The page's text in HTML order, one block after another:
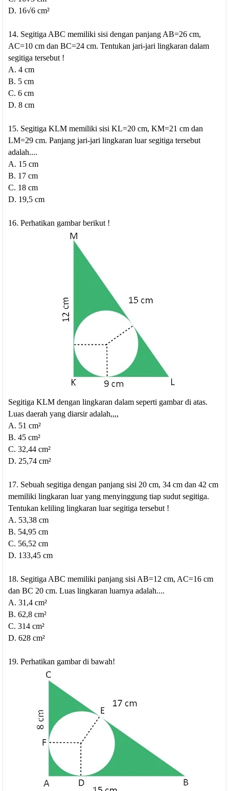
D. 16√6 cm²
14. Segitiga ABC memiliki sisi dengan panjang AB=26 cm,
AC=10 cm dan BC=24 cm. Tentukan jari-jari lingkaran dalam
segitiga tersebut !
A. 4 cm
B. 5 cm
C. 6 cm
D. 8 cm
15. Segitiga KLM memiliki sisi KL=20 cm, KM=21 cm dan
LM=29 cm. Panjang jari-jari lingkaran luar segitiga tersebut
adalah....
A. 15 cm
B. 17 cm
C. 18 cm
D. 19,5 cm
16. Perhatikan gambar berikut !
Segitiga KLM dengan lingkaran dalam seperti gambar di atas.
Luas daerah yang diarsir adalah,,,,
A. 51 cm²
B. 45 cm²
C. 32,44 cm²
D. 25,74 cm²
17. Sebuah segitiga dengan panjang sisi 20 cm, 34 cm dan 42 cm
memiliki lingkaran luar yang menyinggung tiap sudut segitiga.
Tentukan keliling lingkaran luar segitiga tersebut !
A. 53,38 cm
B. 54,95 cm
C. 56,52 cm
D. 133,45 cm
18. Segitiga ABC memiliki panjang sisi AB=12 cm, AC=16 cm
dan BC 20 cm. Luas lingkaran luarnya adalah....
A. 31,4 cm²
B. 62,8 cm²
C. 314 cm²
D. 628 cm²
19. Perhatikan gambar di bawah!